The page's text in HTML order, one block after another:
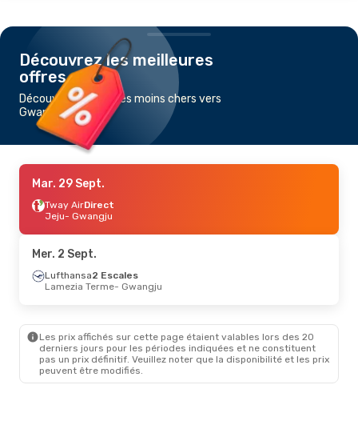
Découvrez les meilleures
offres
Découvrez les vols les moins chers vers
Gwangju
Mar. 29 Sept.
Tway AirDirect
Jeju- Gwangju
Mer. 2 Sept.
Lufthansa2 Escales
Lamezia Terme- Gwangju
Les prix affichés sur cette page étaient valables lors des 20
derniers jours pour les périodes indiquées et ne constituent
pas un prix définitif. Veuillez noter que la disponibilité et les prix
peuvent être modifiés.